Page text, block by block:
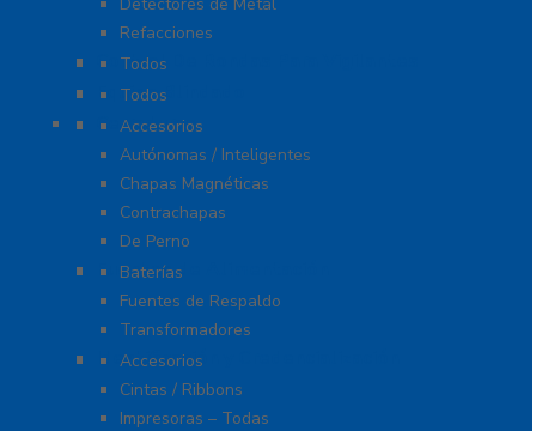
Refacciones
Control De Rondas Para Vigilantes
Todos
Equipo Blindado
Todos
Cerraduras
Accesorios
Autónomas / Inteligentes
Chapas Magnéticas
Contrachapas
De Perno
Fuentes de Alimentación
Baterías
Fuentes de Respaldo
Transformadores
Identificación y Credencialización
Accesorios
Cintas / Ribbons
Impresoras – Todas